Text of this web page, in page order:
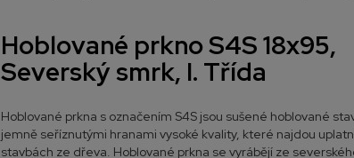
Hoblované prkno S4S 18x95,
Severský smrk, I. Třída
Hoblované prkna s označením S4S jsou sušené hoblované
jemně seříznutými hranami vysoké kvality, které najdou
stavbách ze dřeva. Hoblované prkna se vyrábějí ze